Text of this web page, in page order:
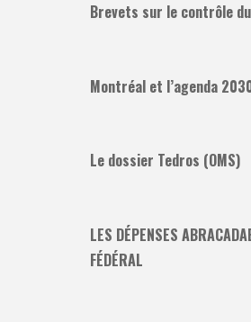
Brevets sur le contrôle
Montréal et l’agenda
Le dossier Tedros (OMS)
LES DÉPENSES
FÉDÉRAL